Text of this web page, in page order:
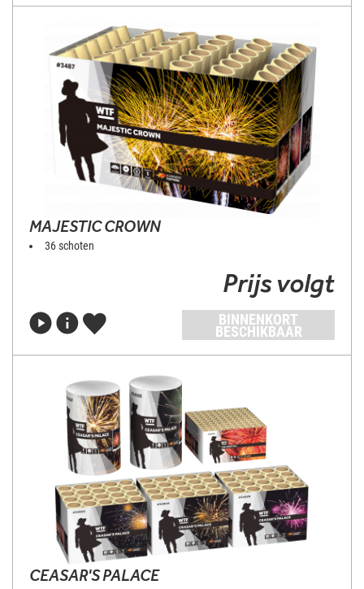
MAJESTIC CROWN
36 schoten
Prijs volgt
BINNENKORT
BESCHIKBAAR
CEASAR'S PALACE